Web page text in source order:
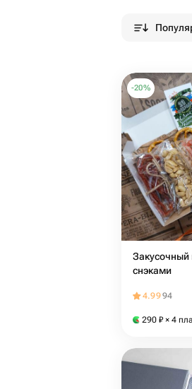
-20%
снэками
4.9994
290 ₽ × 4